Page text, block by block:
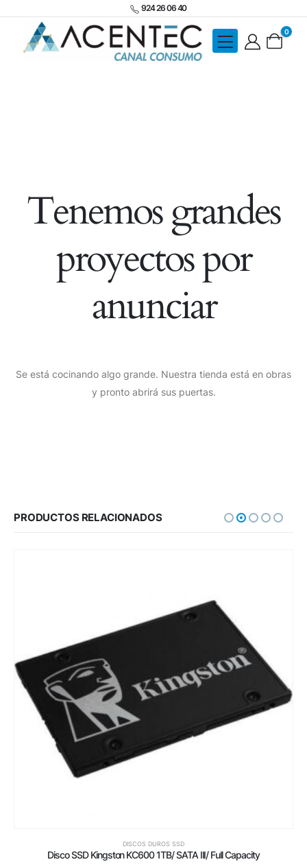
924 26 06 40
0
Tenemos grandes
proyectos por
anunciar
Se está cocinando algo grande. Nuestra tienda está en obras
y pronto abrirá sus puertas.
PRODUCTOS RELACIONADOS
DISCOS DUROS SSD
Disco SSD Kingston KC600 1TB/ SATA III/ Full Capacity